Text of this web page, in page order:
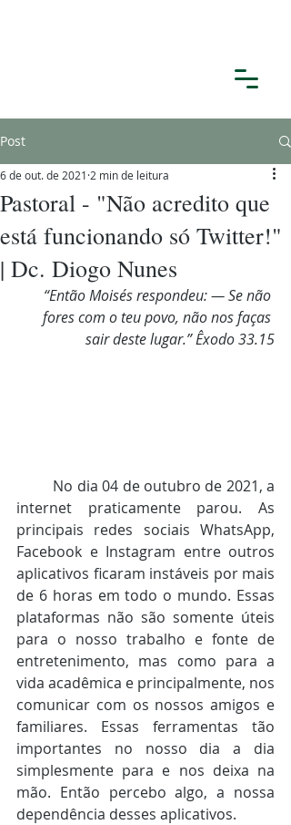
Post
Pastoral - "Não acredito que
está funcionando só Twitter!"
| Dc. Diogo Nunes
6 de out. de 2021 2 min de leitura
“Então Moisés respondeu: — Se não
fores com o teu povo, não nos faças
sair deste lugar.” Êxodo 33.15
internet praticamente parou. As
principais redes sociais WhatsApp,
Facebook e Instagram entre outros
aplicativos ficaram instáveis por mais
de 6 horas em todo o mundo. Essas
plataformas não são somente úteis
para o nosso trabalho e fonte de
entretenimento, mas como para a
vida acadêmica e principalmente, nos
comunicar com os nossos amigos e
familiares. Essas ferramentas tão
importantes no nosso dia a dia
simplesmente para e nos deixa na
mão. Então percebo algo, a nossa
dependência desses aplicativos.